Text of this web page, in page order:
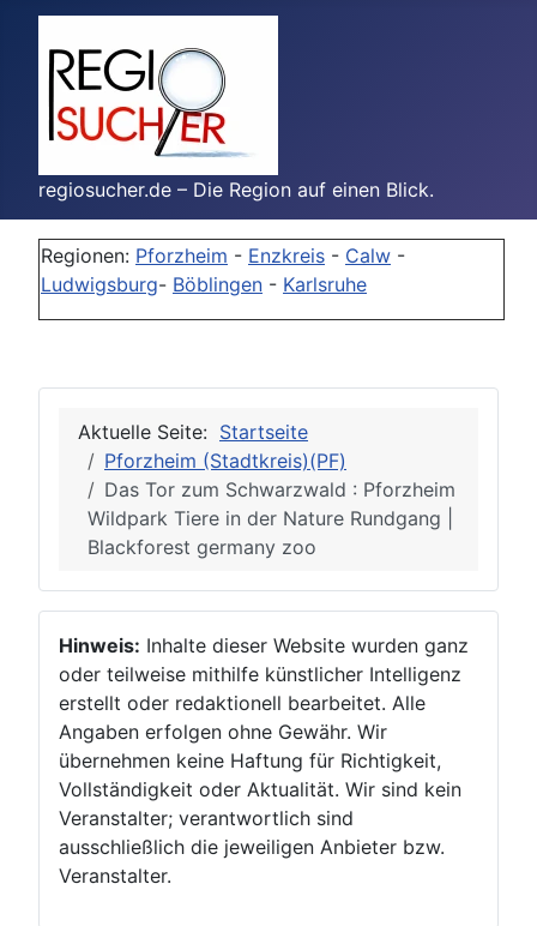
regiosucher.de – Die Region auf einen Blick.
Regionen: Pforzheim - Enzkreis - Calw -
Ludwigsburg- Böblingen - Karlsruhe
Aktuelle Seite: Startseite
Pforzheim (Stadtkreis)(PF)
Das Tor zum Schwarzwald : Pforzheim
Wildpark Tiere in der Nature Rundgang |
Blackforest germany zoo
Hinweis: Inhalte dieser Website wurden ganz
oder teilweise mithilfe künstlicher Intelligenz
erstellt oder redaktionell bearbeitet. Alle
Angaben erfolgen ohne Gewähr. Wir
übernehmen keine Haftung für Richtigkeit,
Vollständigkeit oder Aktualität. Wir sind kein
Veranstalter; verantwortlich sind
ausschließlich die jeweiligen Anbieter bzw.
Veranstalter.